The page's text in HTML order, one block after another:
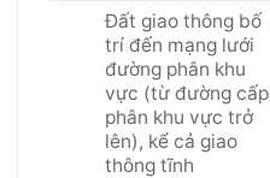
Đất giao thông bố
trí đến mạng lưới
đường phân khu
vực (từ đường cấp
phân khu vực trở
lên), kể cả giao
thông tĩnh